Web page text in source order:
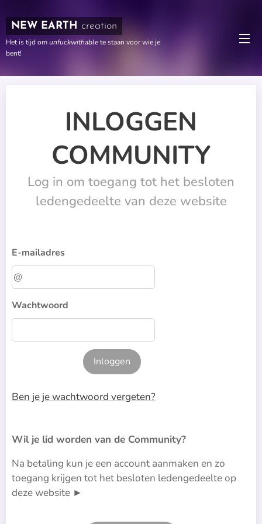
NEW EARTH creation
Het is tijd omunfuckwithablete staan voor wie je
bent!
INLOGGEN
COMMUNITY
Log in om toegang tot het besloten
ledengedeelte van deze website
E-mailadres
Wachtwoord
Inloggen
Ben je je wachtwoord vergeten?
Wil je lid worden van de Community?
Na betaling kun je een account aanmaken en zo
toegang krijgen tot het besloten ledengedeelte op
deze website ►